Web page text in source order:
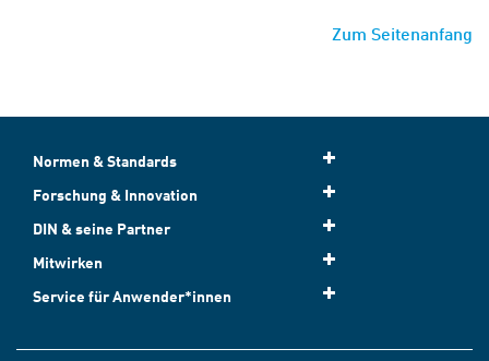
Zum Seitenanfang
Normen & Standards
Forschung & Innovation
DIN & seine Partner
Mitwirken
Service für Anwender*innen